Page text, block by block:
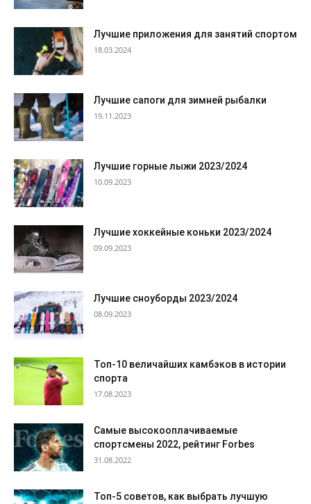
Лучшие приложения для занятий спортом
18.03.2024
Лучшие сапоги для зимней рыбалки
19.11.2023
Лучшие горные лыжи 2023/2024
10.09.2023
Лучшие хоккейные коньки 2023/2024
09.09.2023
Лучшие сноуборды 2023/2024
08.09.2023
Топ-10 величайших камбэков в истории
спорта
17.08.2023
Самые высокооплачиваемые
спортсмены 2022, рейтинг Forbes
31.08.2022
Топ-5 советов, как выбрать лучшую